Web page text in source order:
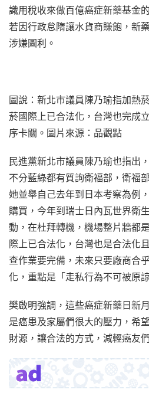
識用稅收來做百億癌症新藥基金
若因行政怠隋讓水貨商賺飽，新
涉嫌圖利。
圖說：新北市議員陳乃瑜指加熱
菸國際上已合法化，台灣也完成
序卡關。圖片來源：品觀點
民進黨新北市議員陳乃瑜也指出
不分藍綠都有質詢衛福部，衛福
她並舉自己去年到日本考察為例
購買，今年到瑞士日內瓦世界衛
動，在杜拜轉機，機場整片牆都
際上已合法化，台灣也是合法化
查作業要完備，未來只要廠商合
化，重點是「走私行為不可被原諒
樊啟明強調，這些癌症新藥日新
是癌患及家屬們很大的壓力，希
財源，讓合法的方式，減輕癌友